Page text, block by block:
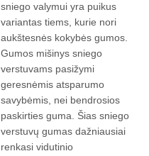
sniego valymui yra puikus
variantas tiems, kurie nori
aukštesnės kokybės gumos.
Gumos mišinys sniego
verstuvams pasižymi
geresnėmis atsparumo
savybėmis, nei bendrosios
paskirties guma. Šias sniego
verstuvų gumas dažniausiai
renkasi vidutinio